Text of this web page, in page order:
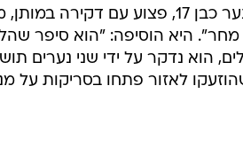
ד"ר אסנת לבציון-קורח, מנהלת בית החולים, מסרה: "הגיע נער כבן 17, פצוע עם
היא הוסיפה: "הוא סיפר
הוא נדקר על ידי שני נערים
המשטרה שהוזעקו לאזור פתחו בסריקות על